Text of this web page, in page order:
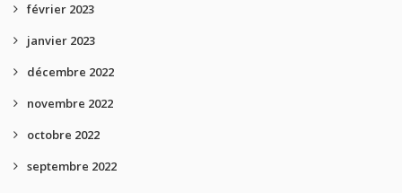
février 2023
janvier 2023
décembre 2022
novembre 2022
octobre 2022
septembre 2022